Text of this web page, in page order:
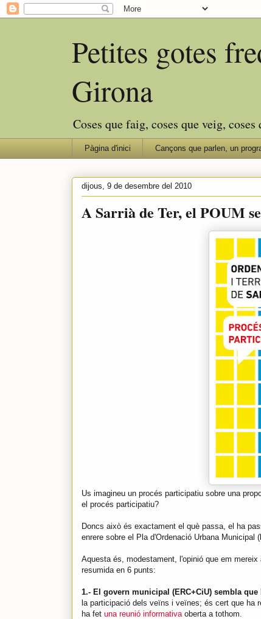
Petites gotes
Girona
Coses que faig, coses que veig, coses
Pàgina d'inici Cançons que parlen, un
dijous, 9 de desembre del 2010
A Sarrià de Ter, el POUM
Us imagineu un procés participatiu sobre una
el procés participatiu?
Doncs això és exactament el què passa, el ha
enrere sobre el Pla d'Ordenació Urbana Municipal (
Aquesta és, modestament, l'opinió que em mereix
resumida en 6 punts:
1.- El govern municipal (ERC+CiU) sembla
la participació dels veïns i veïnes; és cert que ha
ha fet una reunió informativa oberta a tothom.